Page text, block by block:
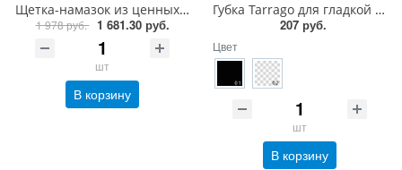
Щетка-намазок из ценных пород дерева Saphir Brosse Pommadier
1 978 руб. 1 681.30 руб.
шт
В корзину
Губка Tarrago для гладкой кожи силикон
207 руб.
Цвет
шт
В корзину